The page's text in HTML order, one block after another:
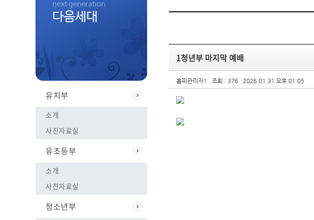
next generation
다음세대
유치부
소개
사진자료실
유초등부
소개
사진자료실
청소년부
1청년부 마지막 예배
홈피관리자1 조회 : 376 2026.01.31 오후 01:05